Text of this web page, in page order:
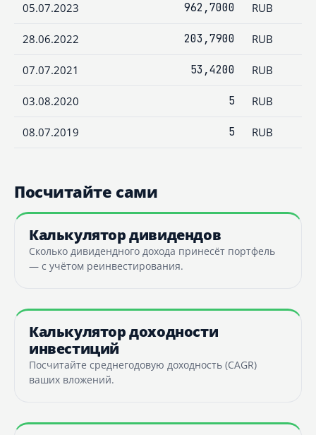
05.07.2023 962,7000 RUB
28.06.2022 203,7900 RUB
07.07.2021 53,4200 RUB
03.08.2020 5 RUB
08.07.2019 5 RUB
Посчитайте сами
Калькулятор дивидендов
Сколько дивидендного дохода принесёт портфель
— с учётом реинвестирования.
Калькулятор доходности
инвестиций
Посчитайте среднегодовую доходность (CAGR)
ваших вложений.